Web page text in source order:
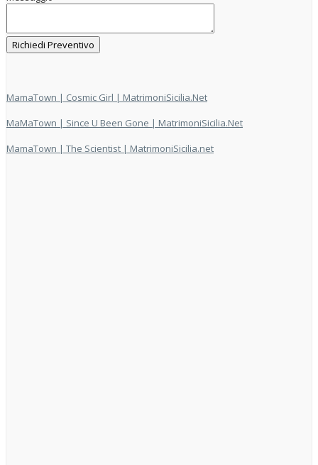
MamaTown | Cosmic Girl | MatrimoniSicilia.Net
MaMaTown | Since U Been Gone | MatrimoniSicilia.Net
MamaTown | The Scientist | MatrimoniSicilia.net